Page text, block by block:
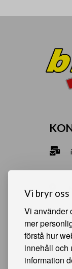
Vi bryr
Vi använder
mer
förstå hur
innehåll och
information
Något